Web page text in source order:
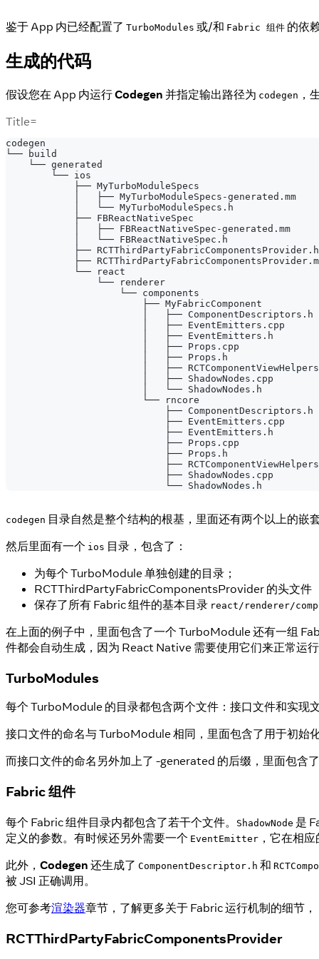
鉴于 App 内已经配置了 TurboModules 或/和 Fabric 组件 的依
生成的代码
假设您在 App 内运行Codegen 并指定输出路径为 codegen ，
Title=
codegen
└── build
    └── generated
        └── ios
            ├── MyTurboModuleSpecs
            │   ├── MyTurboModuleSpecs-generated.mm
            │   └── MyTurboModuleSpecs.h
            ├── FBReactNativeSpec
            │   ├── FBReactNativeSpec-generated.mm
            │   └── FBReactNativeSpec.h
            ├── RCTThirdPartyFabricComponentsProvider.h
├──
            └── react
                └── renderer
                    └── components
                        ├── MyFabricComponent
                        │   ├── ComponentDescriptors.h
                        │   ├── EventEmitters.cpp
                        │   ├── EventEmitters.h
                        │   ├── Props.cpp
                        │   ├── Props.h
│   ├──
                        │   ├── ShadowNodes.cpp
                        │   └── ShadowNodes.h
                        └── rncore
                            ├── ComponentDescriptors.h
                            ├── EventEmitters.cpp
                            ├── EventEmitters.h
                            ├── Props.cpp
                            ├── Props.h
├──
                            ├── ShadowNodes.cpp
                            └── ShadowNodes.h
codegen 目录自然是整个结构的根基，里面还有两个以上的嵌
然后里面有一个 ios 目录，包含了：
为每个 TurboModule 单独创建的目录；
RCTThirdPartyFabricComponentsProvider 的头文件
保存了所有 Fabric 组件的基本目录 react/renderer/
在上面的例子中，里面包含了一个 TurboModule 还有一组
件都会自动生成，因为 React Native 需要使用它们来正常运
TurboModules
每个 TurboModule 的目录都包含两个文件：接口文件和实现
接口文件的命名与 TurboModule 相同，里面包含了用于初始
而接口文件的命名另外加上了 -generated 的后缀，里面包含
Fabric 组件
每个 Fabric 组件目录内都包含了若干个文件。 ShadowNode 是
定义的参数。有时候还另外需要一个 EventEmitter ，它在相
此外， Codegen 还生成了 ComponentDescriptor.h 和
被 JSI 正确调用。
您可参考渲染器章节，了解更多关于 Fabric 运行机制的细节，
RCTThirdPartyFabricComponentsProvider